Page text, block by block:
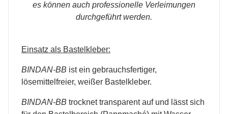
es können auch professionelle Verleimungen
durchgeführt werden.
Einsatz als Bastelkleber:
BINDAN-BB ist ein gebrauchsfertiger,
lösemittelfreier, weißer Bastelkleber.
BINDAN-BB trocknet transparent auf und lässt sich